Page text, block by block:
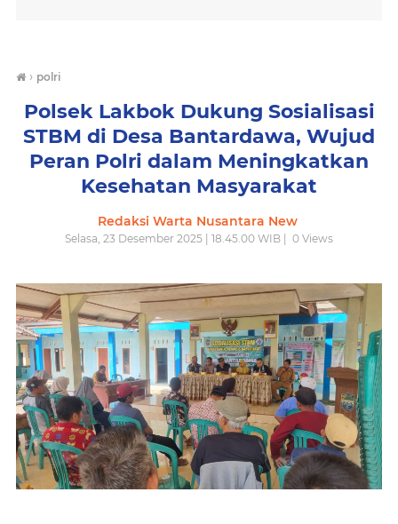
› polri
Polsek Lakbok Dukung Sosialisasi
STBM di Desa Bantardawa, Wujud
Peran Polri dalam Meningkatkan
Kesehatan Masyarakat
Redaksi Warta Nusantara New
Selasa, 23 Desember 2025 | 18.45.00 WIB | 0 Views